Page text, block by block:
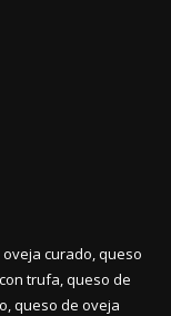
curado, queso
trufa, queso de
queso de oveja